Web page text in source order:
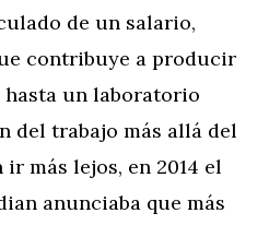
de un salario,
contribuye a producir
un laboratorio
del trabajo más allá del
más lejos, en 2014 el
anunciaba que más